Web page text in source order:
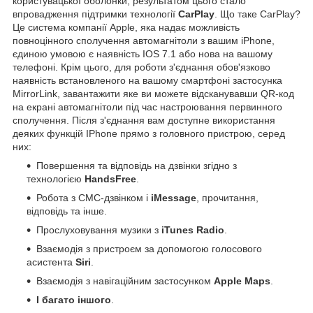
впровадження підтримки технології CarPlay . Що таке CarPlay?
Це система компанії Apple, яка надає можливість
повноцінного сполучення автомагнітоли з вашим iPhone,
єдиною умовою є наявність IOS 7.1 або нова на вашому
телефоні. Крім цього, для роботи з'єднання обов'язково
наявність встановленого на вашому смартфоні застосунка
MirrorLink, завантажити яке ви можете відсканувавши QR-код
на екрані автомагнітоли під час настроювання первинного
сполучення. Після з'єднання вам доступне використання
деяких функцій IPhone прямо з головного пристрою, серед
них:
Повершення та відповідь на дзвінки згідно з
технологією HandsFree
Робота з СМС-дзвінком і iMessage , прочитання,
відповідь та інше.
Прослуховування музики з iTunes Radio
Взаємодія з пристроєм за допомогою голосового
асистента Siri
Взаємодія з навігаційним застосунком Apple Maps
І багато іншого